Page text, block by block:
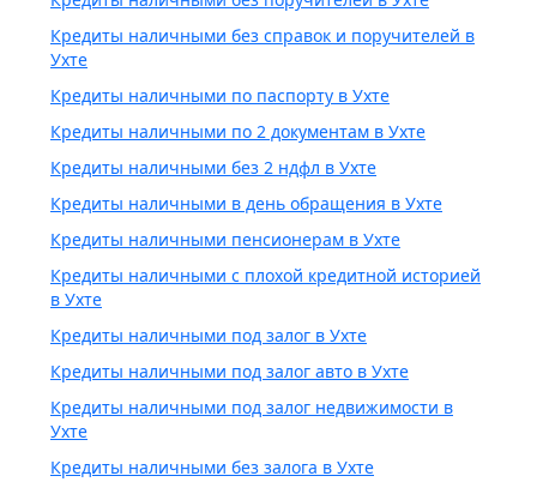
Кредиты наличными без справок и поручителей в
Ухте
Кредиты наличными по паспорту в Ухте
Кредиты наличными по 2 документам в Ухте
Кредиты наличными без 2 ндфл в Ухте
Кредиты наличными в день обращения в Ухте
Кредиты наличными пенсионерам в Ухте
Кредиты наличными с плохой кредитной историей
в Ухте
Кредиты наличными под залог в Ухте
Кредиты наличными под залог авто в Ухте
Кредиты наличными под залог недвижимости в
Ухте
Кредиты наличными без залога в Ухте